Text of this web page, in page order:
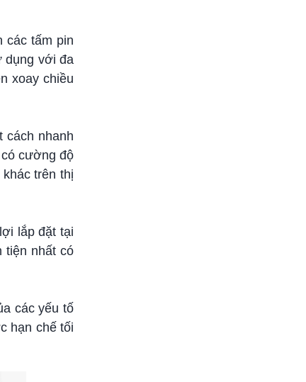
các tấm pin
dụng với đa
xoay chiều
cách nhanh
cường độ
trên thị
lắp đặt tại
tiện nhất có
các yếu tố
hạn chế tối